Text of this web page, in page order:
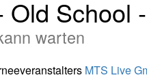
Old School -
warten
MTS Live